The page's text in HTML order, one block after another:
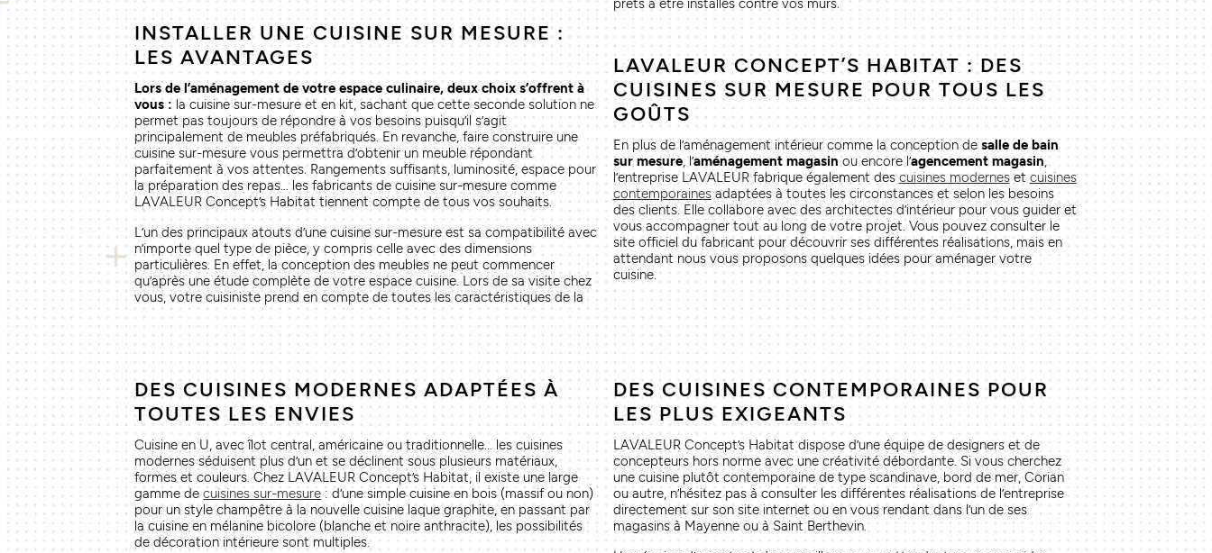
INSTALLER UNE CUISINE SUR MESURE :
LES AVANTAGES
Lors de l’aménagement de votre espace culinaire, deux choix s’offrent à
vous : la cuisine sur-mesure et en kit, sachant que cette seconde solution ne
permet pas toujours de répondre à vos besoins puisqu’il s’agit
principalement de meubles préfabriqués. En revanche, faire construire une
cuisine sur-mesure vous permettra d’obtenir un meuble répondant
parfaitement à vos attentes. Rangements suffisants, luminosité, espace pour
la préparation des repas… les fabricants de cuisine sur-mesure comme
LAVALEUR Concept’s Habitat tiennent compte de tous vos souhaits.
L’un des principaux atouts d’une cuisine sur-mesure est sa compatibilité avec
n’importe quel type de pièce, y compris celle avec des dimensions
particulières. En effet, la conception des meubles ne peut commencer
qu’après une étude complète de votre espace cuisine. Lors de sa visite chez
vous, votre cuisiniste prend en compte de toutes les caractéristiques de la
prêts à être installés contre vos murs.
LAVALEUR CONCEPT’S HABITAT : DES
CUISINES SUR MESURE POUR TOUS LES
GOÛTS
En plus de l’aménagement intérieur comme la conception desalle de bain
sur mesure, l’aménagement magasinou encore l’agencement magasin,
l’entreprise LAVALEUR fabrique également descuisines moderneset cuisines
contemporainesadaptées à toutes les circonstances et selon les besoins
des clients. Elle collabore avec des architectes d’intérieur pour vous guider et
vous accompagner tout au long de votre projet. Vous pouvez consulter le
site officiel du fabricant pour découvrir ses différentes réalisations, mais en
attendant nous vous proposons quelques idées pour aménager votre
cuisine.
DES CUISINES MODERNES ADAPTÉES À
TOUTES LES ENVIES
Cuisine en U, avec îlot central, américaine ou traditionnelle… les cuisines
modernes séduisent plus d’un et se déclinent sous plusieurs matériaux,
formes et couleurs. Chez LAVALEUR Concept’s Habitat, il existe une large
gamme decuisines sur-mesure : d’une simple cuisine en bois (massif ou non)
pour un style champêtre à la nouvelle cuisine laque graphite, en passant par
la cuisine en mélanine bicolore (blanche et noire anthracite), les possibilités
de décoration intérieure sont multiples.
DES CUISINES CONTEMPORAINES POUR
LES PLUS EXIGEANTS
LAVALEUR Concept’s Habitat dispose d’une équipe de designers et de
concepteurs hors norme avec une créativité débordante. Si vous cherchez
une cuisine plutôt contemporaine de type scandinave, bord de mer, Corian
ou autre, n’hésitez pas à consulter les différentes réalisations de l’entreprise
directement sur son site internet ou en vous rendant dans l’un de ses
magasins à Mayenne ou à Saint Berthevin.